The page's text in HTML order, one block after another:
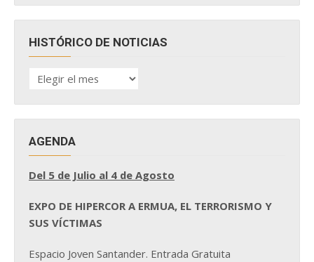
HISTÓRICO DE NOTICIAS
HISTÓRICO
DE
AGENDA
Del 5 de Julio al 4 de Agosto
EXPO DE HIPERCOR A ERMUA, EL TERRORISMO Y
SUS VÍCTIMAS
Espacio Joven Santander. Entrada Gratuita